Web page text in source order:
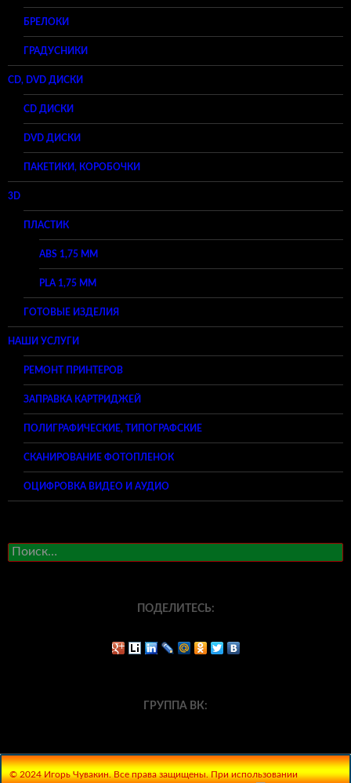
БРЕЛОКИ
ГРАДУСНИКИ
CD, DVD ДИСКИ
CD ДИСКИ
DVD ДИСКИ
ПАКЕТИКИ, КОРОБОЧКИ
3D
ПЛАСТИК
ABS 1,75 ММ
PLA 1,75 ММ
ГОТОВЫЕ ИЗДЕЛИЯ
НАШИ УСЛУГИ
РЕМОНТ ПРИНТЕРОВ
ЗАПРАВКА КАРТРИДЖЕЙ
ПОЛИГРАФИЧЕСКИЕ, ТИПОГРАФСКИЕ
СКАНИРОВАНИЕ ФОТОПЛЕНОК
ОЦИФРОВКА ВИДЕО И АУДИО
Найти:
ПОДЕЛИТЕСЬ:
ГРУППА ВК:
© 2024 Игорь Чувакин. Все права защищены. При использовании